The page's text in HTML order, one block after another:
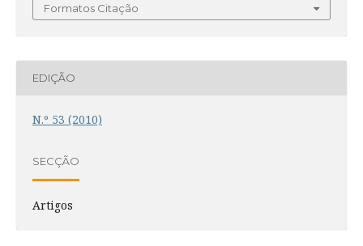
Formatos Citação
EDIÇÃO
N.º 53 (2010)
SECÇÃO
Artigos